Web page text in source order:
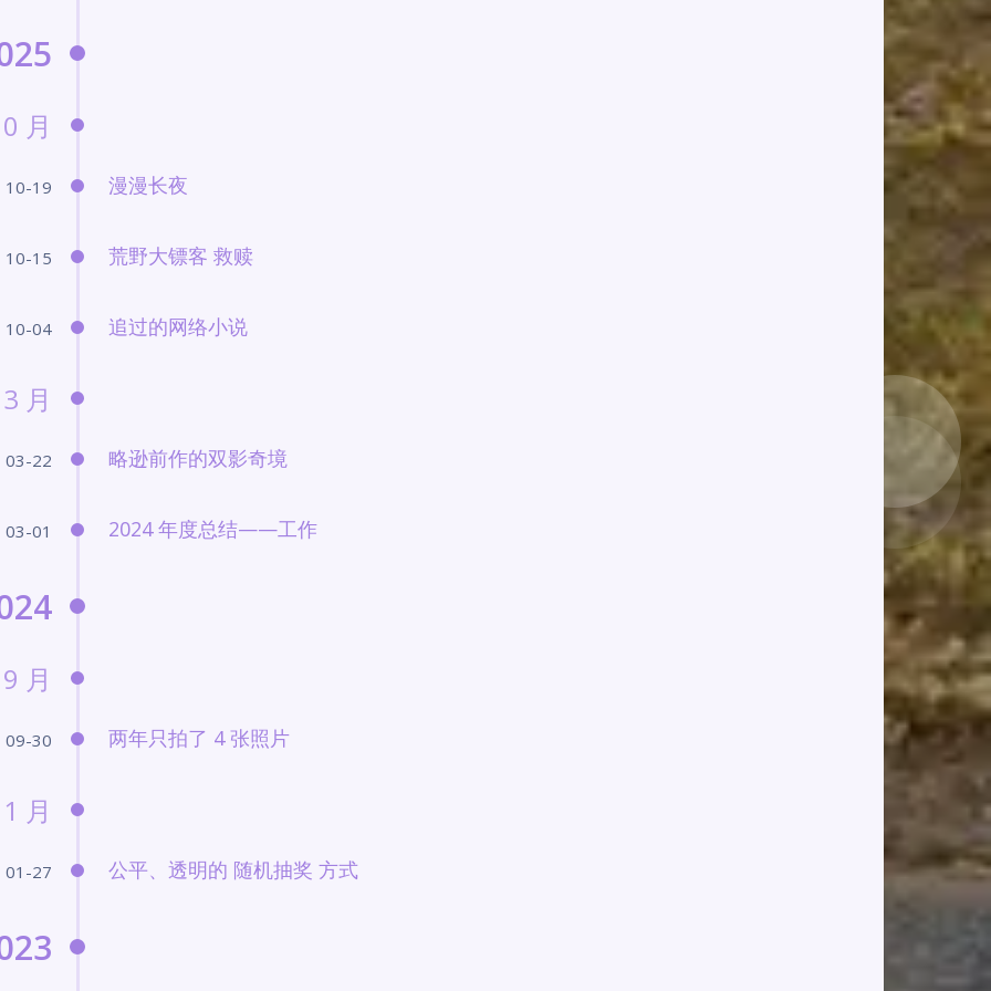
月
10-19 漫漫长夜
10-15 荒野大镖客 救赎
10-04 追过的网络小说
3 月
03-22 略逊前作的双影奇境
03-01 2024 年度总结——工作
9 月
09-30 两年只拍了 4 张照片
1 月
01-27 公平、透明的 随机抽奖 方式